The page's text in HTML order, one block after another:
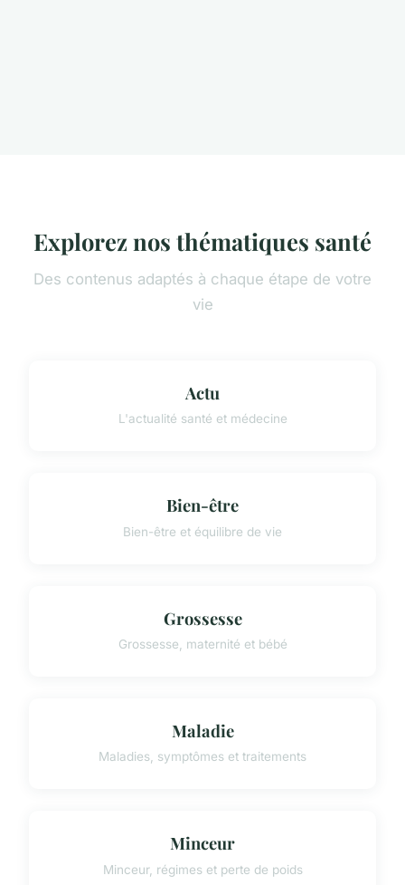
Explorez nos thématiques santé
Des contenus adaptés à chaque étape de votre
vie
Actu
L'actualité santé et médecine
Bien-être
Bien-être et équilibre de vie
Grossesse
Grossesse, maternité et bébé
Maladie
Maladies, symptômes et traitements
Minceur
Minceur, régimes et perte de poids